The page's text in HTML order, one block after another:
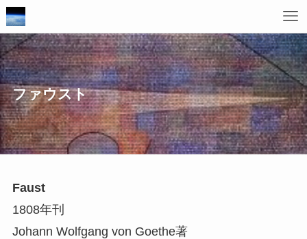
ファウスト
Faust
1808年刊
Johann Wolfgang von Goethe著